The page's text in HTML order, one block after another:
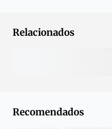
Relacionados
Recomendados